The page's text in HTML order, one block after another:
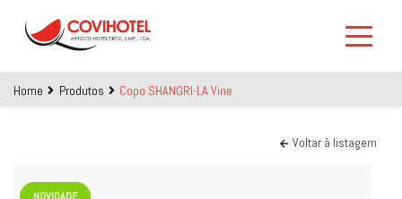
Home Produtos Copo SHANGRI-LA Vine
Voltar à listagem